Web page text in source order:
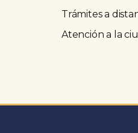
Trámites a
Atención a la